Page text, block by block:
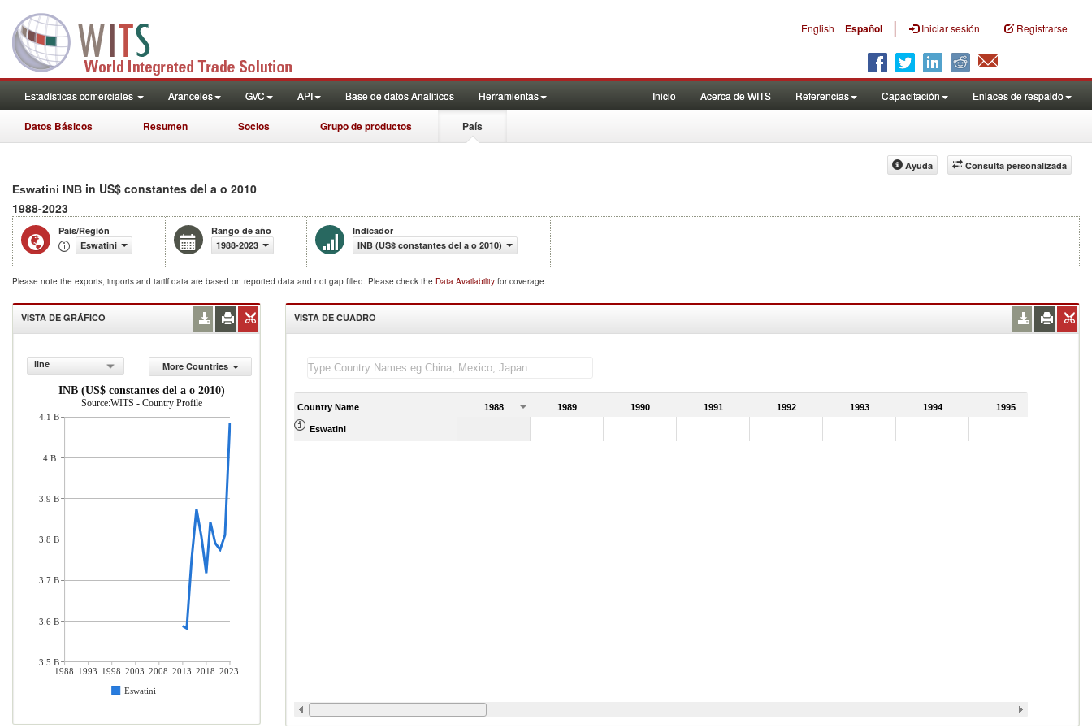
English Español | Iniciar sesión Registrarse
Estadísticas comerciales Aranceles GVC API Base de datos Analiticos Herramientas Inicio Acerca de WITS Referencias Capacitación Enlaces de respaldo
Datos Básicos Resumen Socios Grupo de productos País
Consulta personalizada
Ayuda
Eswatini INB in US$ constantes del a o 2010
1988-2023
País/Región
Eswatini
Rango de año
1988-2023
Indicador
INB (US$ constantes del a o 2010)
Please note the exports, imports and tariff data are based on reported data and not gap filled. Please check the Data Availability for coverage.
VISTA DE GRÁFICO
line
More Countries
INB (US$ constantes del a o 2010)
Source:WITS - Country Profile
1988 1993 1998 2003 2008 2013 2018 2023
Eswatini
4.1 B
4 B
3.9 B
3.8 B
3.7 B
3.6 B
3.5 B
VISTA DE CUADRO
Country Name 1988 1989 1990 1991 1992 1993 1994 1995
Eswatini